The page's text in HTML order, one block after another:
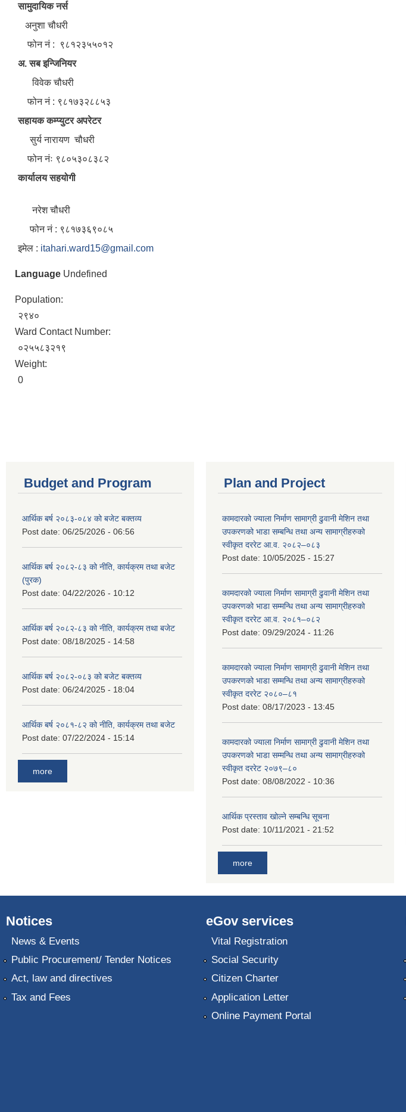
सामुदायिक नर्स
अनुशा चौधरी
फोन नं : ९८१२३५५०१२
अ. सब इन्जिनियर
विवेक चौधरी
फोन नं : ९८१७३२८८५३
सहायक कम्प्युटर अपरेटर
सुर्य नारायण चौधरी
फोन नंः ९८०५३०८३८२
कार्यालय सहयोगी
नरेश चौधरी
फोन नं : ९८१७३६९०८५
इमेल : itahari.ward15@gmail.com
Language Undefined
Population:
२९४०
Ward Contact Number:
०२५५८३२१९
Weight:
0
Budget and Program
आर्थिक बर्ष २०८३-०८४ को बजेट बक्तव्य
Post date: 06/25/2026 - 06:56
आर्थिक बर्ष २०८२-८३ को नीति, कार्यक्रम तथा बजेट
(पुरक)
Post date: 04/22/2026 - 10:12
आर्थिक बर्ष २०८२-८३ को नीति, कार्यक्रम तथा बजेट
Post date: 08/18/2025 - 14:58
आर्थिक बर्ष २०८२-०८३ को बजेट बक्तव्य
Post date: 06/24/2025 - 18:04
आर्थिक बर्ष २०८१-८२ को नीति, कार्यक्रम तथा बजेट
Post date: 07/22/2024 - 15:14
more
Plan and Project
कामदारको ज्याला निर्माण सामाग्री ढुवानी मेशिन तथा
उपकरणको भाडा सम्बन्धि तथा अन्य सामाग्रीहरुको
स्वीकृत दररेट आ.व. २०८२–०८३
Post date: 10/05/2025 - 15:27
कामदारको ज्याला निर्माण सामाग्री ढुवानी मेशिन तथा
उपकरणको भाडा सम्मन्धि तथा अन्य सामाग्रीहरुको
स्वीकृत दररेट आ.व. २०८१–०८२
Post date: 09/29/2024 - 11:26
कामदारको ज्याला निर्माण सामाग्री ढुवानी मेशिन तथा
उपकरणको भाडा सम्मन्धि तथा अन्य सामाग्रीहरुको
स्वीकृत दररेट २०८०–८१
Post date: 08/17/2023 - 13:45
कामदारको ज्याला निर्माण सामाग्री ढुवानी मेशिन तथा
उपकरणको भाडा सम्मन्धि तथा अन्य सामाग्रीहरुको
स्वीकृत दररेट २०७९–८०
Post date: 08/08/2022 - 10:36
आर्थिक प्रस्ताव खोल्ने सम्बन्धि सूचना
Post date: 10/11/2021 - 21:52
more
Notices
News & Events
Public Procurement/ Tender Notices
Act, law and directives
Tax and Fees
eGov services
Vital Registration
Social Security
Citizen Charter
Application Letter
Online Payment Portal